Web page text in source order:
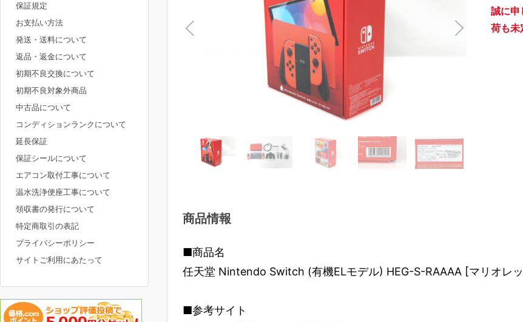
誠に申
荷も未
商品情報
■商品名
任天堂 Nintendo Switch (有機ELモデル) HEG-S-RAAAA [マリオレ
■参考サイト
保証規定
お支払い方法
発送・送料について
返品・返金について
初期不良交換について
初期不良対象外商品
中古品について
コンディションランクについて
延長保証
保証シールについて
エアコン取付工事について
温水洗浄便座工事について
領収書の発行について
特定商取引の表記
プライバシーポリシー
サイトご利用にあたって